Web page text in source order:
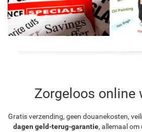
Zorgeloos online
Gratis verzending, geen douanekosten,
dagen geld-terug-garantie, allemaal om